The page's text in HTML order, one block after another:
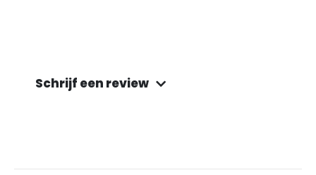
Schrijf een review